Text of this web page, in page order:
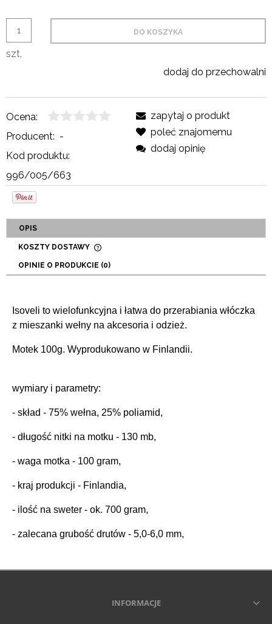
szt.
DO KOSZYKA
dodaj do przechowalni
Ocena:
Producent: -
Kod produktu:
996/005/663
zapytaj o produkt
poleć znajomemu
dodaj opinię
OPIS
KOSZTY DOSTAWY
PŁATNOŚCI
OPINIE O PRODUKCIE (0)
Isoveli to wielofunkcyjna i łatwa do przerabiania włóczka
z mieszanki wełny na akcesoria i odzież.
Motek 100g. Wyprodukowano w Finlandii.
wymiary i parametry:
- skład - 75% wełna, 25% poliamid,
- długość nitki na motku - 130 mb,
- waga motka - 100 gram,
- kraj produkcji - Finlandia,
- ilość na sweter - ok. 700 gram,
- zalecana grubość drutów - 5,0-6,0 mm,
INFORMACJE